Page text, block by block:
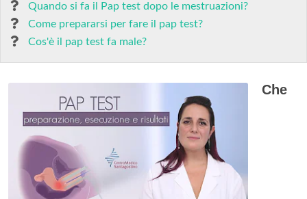
Quando si fa il Pap test dopo le mestruazioni?
Come prepararsi per fare il pap test?
Cos'è il pap test fa male?
Che